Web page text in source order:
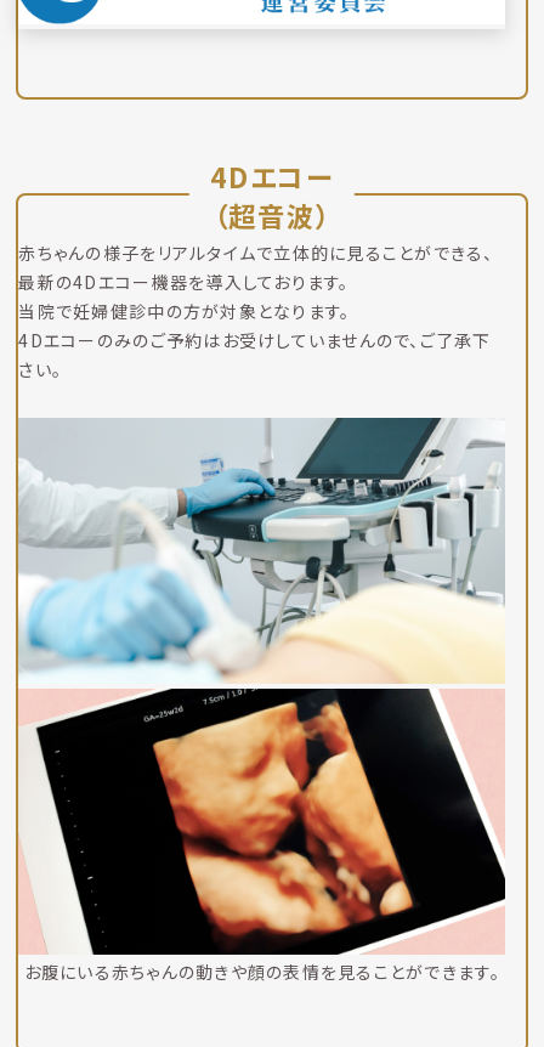
4Dエコー
（超音波）
赤ちゃんの様子をリアルタイムで立体的に見ることができる、
最新の4Dエコー機器を導入しております。
当院で妊婦健診中の方が対象となります。
4Dエコーのみのご予約はお受けしていませんので、ご了承下
さい。
お腹にいる赤ちゃんの動きや顔の表情を見ることができます。